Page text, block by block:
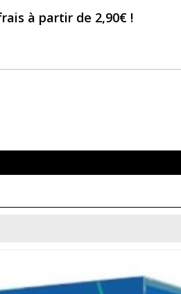
à partir de 2,90€ !